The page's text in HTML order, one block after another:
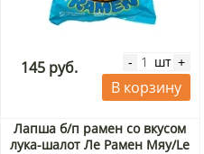
145 руб. - шт +
В корзину
Лапша б/п рамен со вкусом
лука-шалот Ле Рамен Мяу/Le